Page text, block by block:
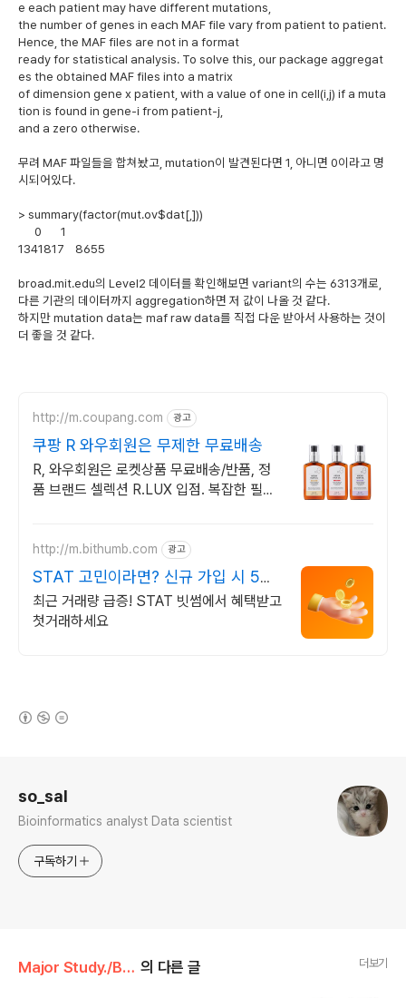
e each patient may have different mutations,
the number of genes in each MAF file vary from patient to patient.
Hence, the MAF files are not in a format
ready for statistical analysis. To solve this, our package aggregat
es the obtained MAF files into a matrix
of dimension gene x patient, with a value of one in cell(i,j) if a muta
tion is found in gene-i from patient-j,
and a zero otherwise.
무려 MAF 파일들을 합쳐놨고, mutation이 발견된다면 1, 아니면 0이라고 명
시되어있다.
> summary(factor(mut.ov$dat[,]))
0 1
1341817 8655
broad.mit.edu의 Level2 데이터를 확인해보면 variant의 수는 6313개로,
다른 기관의 데이터까지 aggregation하면 저 값이 나올 것 같다.
하지만 mutation data는 maf raw data를 직접 다운 받아서 사용하는 것이
더 좋을 것 같다.
http://m.coupang.com 광고
쿠팡 R 와우회원은 무제한 무료배송
R, 와우회원은 로켓상품 무료배송/반품, 정
품 브랜드 셀렉션 R.LUX 입점. 복잡한 필터
http://m.bithumb.com 광고
STAT 고민이라면? 신규 가입 시 5만
원 혜택
최근 거래량 급증! STAT 빗썸에서 혜택받고
첫거래하세요
so_sal
Bioinformatics analyst Data scientist
구독하기
Major Study./Bioinformatics 의 다른 글 더보기